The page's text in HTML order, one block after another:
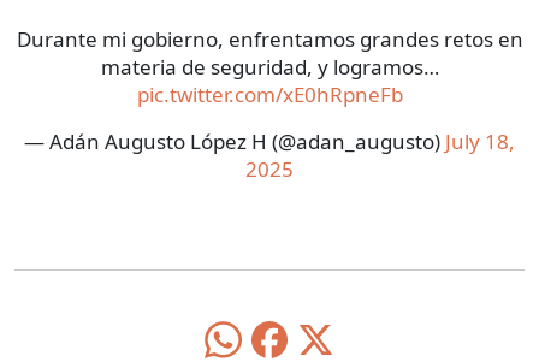
Durante mi gobierno, enfrentamos grandes retos en
materia de seguridad, y logramos…
pic.twitter.com/xE0hRpneFb
— Adán Augusto López H (@adan_augusto) July 18,
2025